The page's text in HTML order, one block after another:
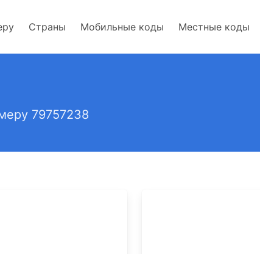
Страны Мобильные коды Местные коды
79757238